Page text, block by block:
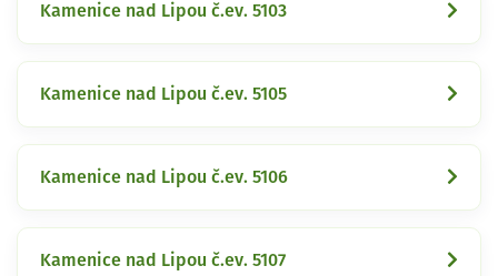
Kamenice nad Lipou č.ev. 5103
Kamenice nad Lipou č.ev. 5105
Kamenice nad Lipou č.ev. 5106
Kamenice nad Lipou č.ev. 5107